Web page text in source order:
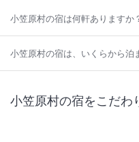
小笠原村の宿は何軒ありますか
小笠原村の宿は、いくらから泊
小笠原村の宿をこだわ